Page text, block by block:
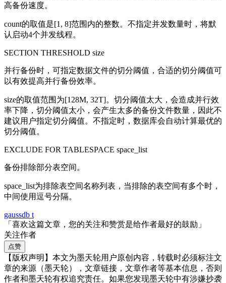
高备份速度。
count的取值是[1, 8]范围内的整数。不指定并发数量时，将默
认启动4个并发线程。
SECTION THRESHOLD size
并行备份时，可指定数据文件的切分阈值，合适的切分阈值可
以有效提高并行备份效率。
size的取值范围为[128M, 32T]。切分阈值太大，会造成并行效
率下降，切分阈值太小，会产生太多的备份文件数量，因此不
建议用户指定切分阈值。不指定时，数据库会自动计算最优的
切分阈值。
EXCLUDE FOR TABLESPACE space_list
备份排除部分表空间。
space_list为排除表空间名称列表，当排除的表空间有多个时，
中间使用逗号分隔。
gaussdb t
「喜欢这篇文章，您的关注和赞赏是给作者最好的鼓励」
关注作者
点赞
【版权声明】本文为墨天轮用户原创内容，转载时必须标注文
章的来源（墨天轮），文章链接，文章作者等基本信息，否则
作者和墨天轮有权追究责任。如果您发现墨天轮中有涉嫌抄袭